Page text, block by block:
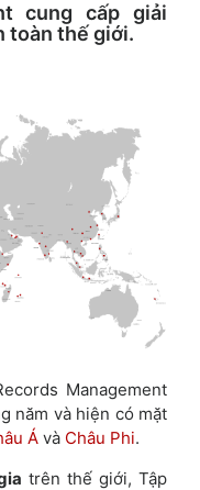
cung cấp giải
toàn thế giới.
Management
năm và hiện có mặt
Á và Châu Phi.
trên thế giới, Tập